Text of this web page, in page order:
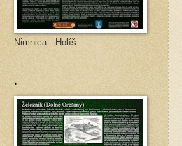
Nimnica - Holíš
.